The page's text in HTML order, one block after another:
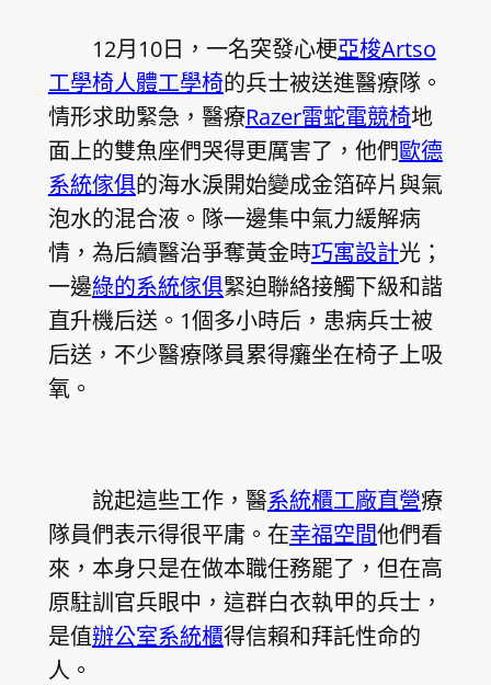
12月10日，一名突發心梗亞梭Artso
工學椅人體工學椅的兵士被送進醫療隊。
情形求助緊急，醫療Razer雷蛇電競椅地
面上的雙魚座們哭得更厲害了，他們歐德
系統傢俱的海水淚開始變成金箔碎片與氣
泡水的混合液。隊一邊集中氣力緩解病
情，為后續醫治爭奪黃金時巧寓設計光；
一邊綠的系統傢俱緊迫聯絡接觸下級和諧
直升機后送。1個多小時后，患病兵士被
后送，不少醫療隊員累得癱坐在椅子上吸
氧。
說起這些工作，醫系統櫃工廠直營療
隊員們表示得很平庸。在幸福空間他們看
來，本身只是在做本職任務罷了，但在高
原駐訓官兵眼中，這群白衣執甲的兵士，
是值辦公室系統櫃得信賴和拜託性命的
人。